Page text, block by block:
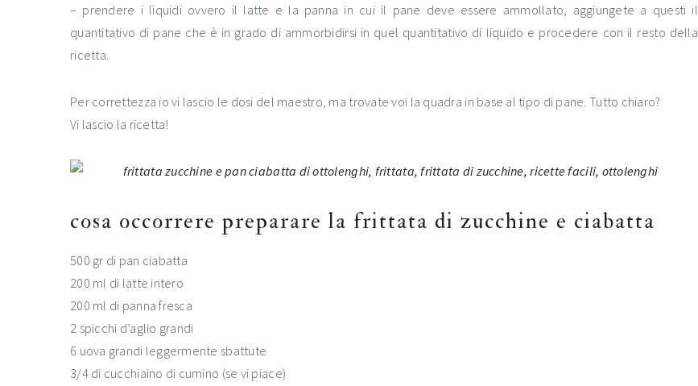
– prendere i liquidi ovvero il latte e la panna in cui il pane deve essere ammollato, aggiungete a questi il
quantitativo di pane che è in grado di ammorbidirsi in quel quantitativo di liquido e procedere con il resto della
ricetta.
Per correttezza io vi lascio le dosi del maestro, ma trovate voi la quadra in base al tipo di pane. Tutto chiaro?
Vi lascio la ricetta!
cosa occorrere preparare la frittata di zucchine e ciabatta
500 gr di pan ciabatta
200 ml di latte intero
200 ml di panna fresca
2 spicchi d’aglio grandi
6 uova grandi leggermente sbattute
3/4 di cucchiaino di cumino (se vi piace)